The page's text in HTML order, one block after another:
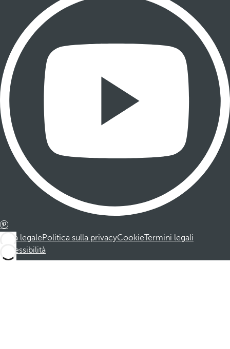
Nota legalePolitica sulla privacyCookie Termini legali
Accessibilità